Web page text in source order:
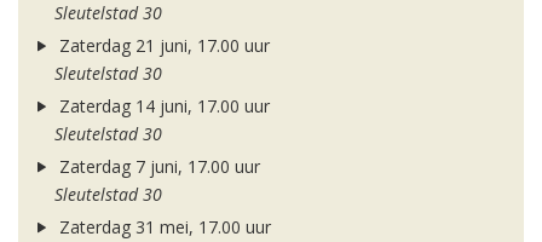
Sleutelstad 30
Zaterdag 21 juni, 17.00 uur
Sleutelstad 30
Zaterdag 14 juni, 17.00 uur
Sleutelstad 30
Zaterdag 7 juni, 17.00 uur
Sleutelstad 30
Zaterdag 31 mei, 17.00 uur